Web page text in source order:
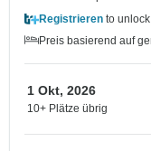
Registrieren to
Preis basierend auf
1 Okt, 2026
10+ Plätze übrig